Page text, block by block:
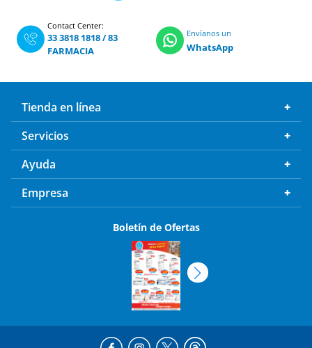
Contact Center:
33 3818 1818/83
FARMACIA
Envíanos un
WhatsApp
Tienda en línea
Servicios
Ayuda
Empresa
Boletín de Ofertas